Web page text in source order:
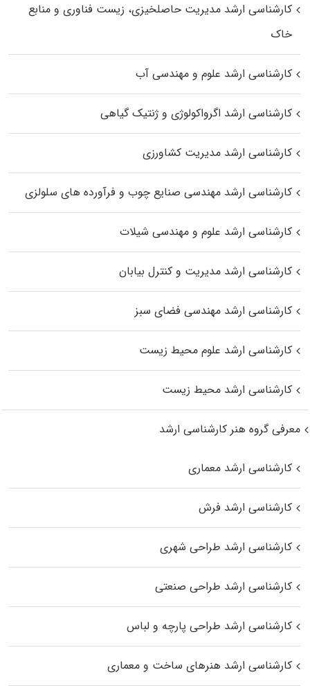
کارشناسی ارشد مدیریت حاصلخیزی، زیست فناوری و منابع
خاک
کارشناسی ارشد علوم و مهندسی آب
کارشناسی ارشد اگرواکولوژی و ژنتیک گیاهی
کارشناسی ارشد مدیریت کشاورزی
کارشناسی ارشد مهندسی صنایع چوب و فرآورده‌ های سلولزی
کارشناسی ارشد علوم و مهندسی شیلات
کارشناسی ارشد مدیریت و کنترل بیابان
کارشناسی ارشد مهندسی فضای سبز
کارشناسی ارشد علوم محیط‌ زیست
کارشناسی ارشد محیط زیست
معرفی گروه هنر کارشناسی ارشد
کارشناسی ارشد معماری
کارشناسی ارشد فرش
کارشناسی ارشد طراحی شهری
کارشناسی ارشد طراحی صنعتی
کارشناسی ارشد طراحی پارچه و لباس
کارشناسی ارشد هنرهای ساخت و معماری